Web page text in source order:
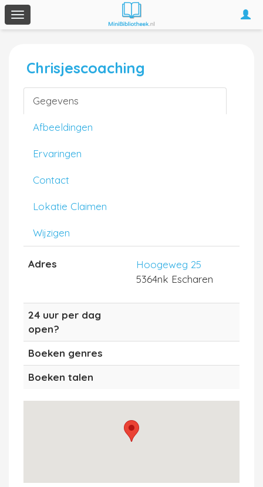
Toggle
navigation
Chrisjescoaching
Gegevens
Afbeeldingen
Ervaringen
Contact
Lokatie Claimen
Wijzigen
Adres
Hoogeweg 25
5364nk Escharen
24 uur per dag
open?
Boeken genres
Boeken talen